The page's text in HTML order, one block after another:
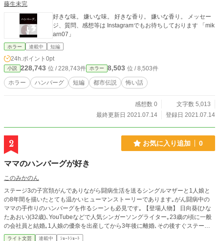
藤生未完
好きな味。 嫌いな味。 好きな香り。 嫌いな香り。 メッセー
ジ、質問、感想等は Instagramでもお待ちしております 「mik
arn07」
ホラー 連載中 短編
24h.ポイント 0pt
小説 228,743 位 / 228,743件 ホラー 8,503 位 / 8,503件
ホラー ハンバーグ 短編 都市伝説 怖い話
感想数 0
文字数 5,013
最終更新日 2021.07.14
登録日 2021.07.14
2 お気に入り追加 0
ママのハンバーグが好き
このみかのん
ステージ3の子宮頚がんでありながら闘病生活を送るシングルマザーと1人娘と
の8年間を描いたとても温かいヒューマンストーリーであります｡がん闘病中の
ママの手作りのハンバーグを作るシーンも必見です｡ 【登場人物】 日向葵(ひな
たあおい)(32歳)､YouTubeなどで人気シンガーソングライター｡23歳の頃に一般
の会社員と結婚｡1人娘の優奈を出産してから3年後に離婚､その後すぐステージ3
の子宮頚がんを患い､余命5年と宣告する｡ 日向優奈(ひなたゆうな)(8歳)､小学3年
ライト文芸 連載中 ｼｮｰﾄｼｮｰﾄ